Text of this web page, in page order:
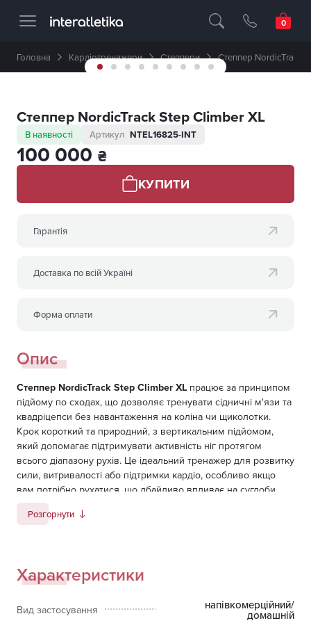
Професійне спортивне обладнання
Головна Кардіотренажери Степпери Степпер NordicTrack
Степпер NordicTrack Step Climber XL
В наявності Артикул NTEL16825-INT
100 000 ₴
КУПИТИ
Гарантія
Доставка по всій Україні
Форма оплати
Опис
Степпер NordicTrack Step Climber XL працює за принципом
підйому по сходах, що дозволяє тренувати сідничні м'язи та
квадріцепси без навантаження на коліна чи щиколотки.
Крок короткий та природний, з вертикальним підйомом,
який допомагає підтримувати активність ніг протягом
всього діапазону рухів. Це ідеальний тренажер для розвитку
сили, витривалості або підтримки кардіо, особливо якщо
вам потрібно рухатися, що дбайливо впливає на суглоби.
У вас є 22 рівні цифрового опору, які дозволяють
SmartAdjust (необхідна Pro-підписка), тренажер реагує в
реальному часі на ваш прогрес, тому вам не потрібно
зупинятися, щоб змінювати налаштування під час
тренування.
Розгорнути
Характеристики
Вид застосування напівкомерційний/
домашній